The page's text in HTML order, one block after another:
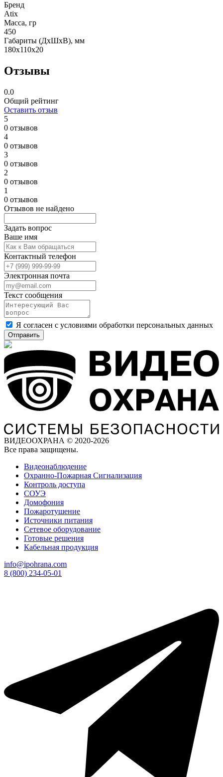
Бренд
Atix
Масса, гр
450
Габариты (ДxШxВ), мм
180x110x20
Отзывы
0.0
Общий рейтинг
Оставить отзыв
5
0 отзывов
4
0 отзывов
3
0 отзывов
2
0 отзывов
1
0 отзывов
Отзывов не найдено
Задать вопрос
Ваше имя
Контактный телефон
Электронная почта
Текст сообщения
Я согласен с условиями обработки персональных данных
Отправить
ВИДЕООХРАНА © 2020-2026
Все права защищены.
Видеонаблюдение
Охранно-Пожарная Сигнализация
Контроль доступа
СОУЭ
Домофония
Пожаротушение
Источники питания
Сетевое оборудование
Готовые решения
Кабельная продукция
info@ipohrana.com
8 (800) 234-05-01